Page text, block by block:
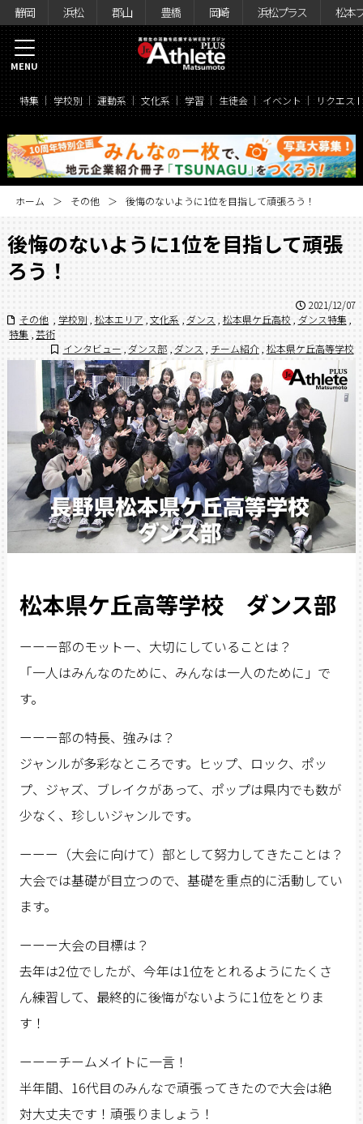
静岡 浜松 郡山 豊橋 岡崎 浜松プラス 松本
特集 学校別 運動系 文化系 学習 生徒会 イベント リクエス
MENU
ホーム その他 後悔のないように1位を目指して頑張ろう！
後悔のないように1位を目指して頑張
ろう！
2021/12/07
その他
学校別 松本エリア 文化系 ダンス 松本県ケ丘高校 ダンス特集
特集 芸術
インタビュー ダンス部 ダンス チーム紹介 松本県ケ丘高等学校
松本県ケ丘高等学校 ダンス部
ーーー部のモットー、大切にしていることは？
「一人はみんなのために、みんなは一人のために」で
す。
ーーー部の特長、強みは？
ジャンルが多彩なところです。ヒップ、ロック、ポッ
プ、ジャズ、ブレイクがあって、ポップは県内でも数が
少なく、珍しいジャンルです。
ーーー（大会に向けて）部として努力してきたことは？
大会では基礎が目立つので、基礎を重点的に活動してい
ます。
ーーー大会の目標は？
去年は2位でしたが、今年は1位をとれるようにたくさ
ん練習して、最終的に後悔がないように1位をとりま
す！
ーーーチームメイトに一言！
半年間、16代目のみんなで頑張ってきたので大会は絶
対大丈夫です！頑張りましょう！